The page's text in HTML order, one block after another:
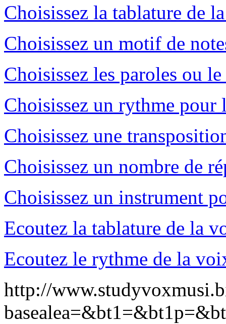
Choisissez la tablature de
Choisissez un motif de
Choisissez les paroles ou
Choisissez un rythme pour
Choisissez une
Choisissez un nombre de
Choisissez un instrument
Ecoutez la tablature de la
Ecoutez le rythme de la
http://